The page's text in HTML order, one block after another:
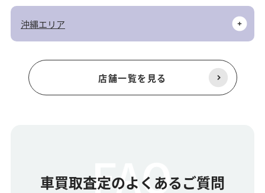
沖縄エリア
店舗一覧を見る
車買取査定のよくあるご質問